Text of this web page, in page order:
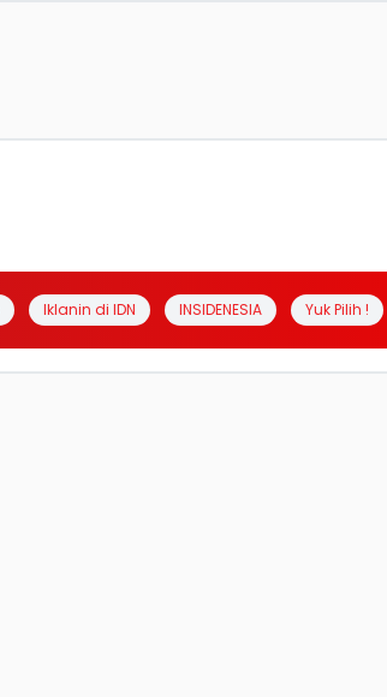
Iklanin di IDN INSIDENESIA Yuk Pilih !